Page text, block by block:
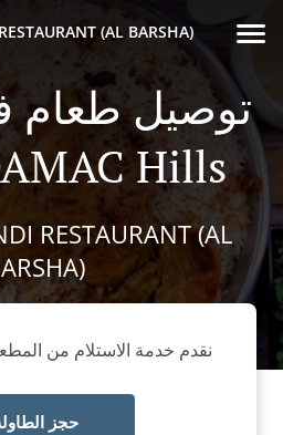
(AL BARSHA)
Hills
RESTAURANT (AL
نقدم خدمة الاستلام من
حجز